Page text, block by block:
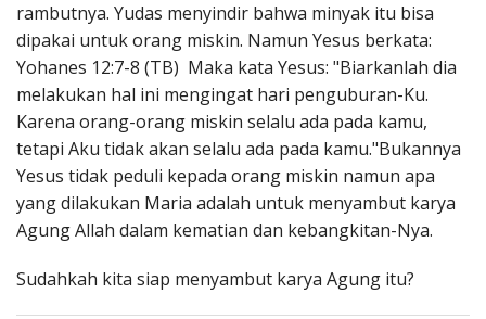
rambutnya. Yudas menyindir bahwa minyak itu bisa
dipakai untuk orang miskin. Namun Yesus berkata:
Yohanes 12:7-8 (TB) Maka kata Yesus: "Biarkanlah dia
melakukan hal ini mengingat hari penguburan-Ku.
Karena orang-orang miskin selalu ada pada kamu,
tetapi Aku tidak akan selalu ada pada kamu."Bukannya
Yesus tidak peduli kepada orang miskin namun apa
yang dilakukan Maria adalah untuk menyambut karya
Agung Allah dalam kematian dan kebangkitan-Nya.
Sudahkah kita siap menyambut karya Agung itu?